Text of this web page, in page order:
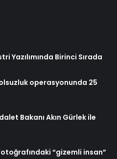
Yazılımında Birinci Sırada
operasyonunda 25
Bakanı Akın Gürlek ile
“gizemli insan”